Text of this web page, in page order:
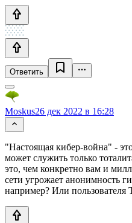
Ответить
Moskus26 дек 2022 в 16:28
"Настоящая кибер-война" -
может служить только
это, чем конкретно вам и
сети угрожает анонимность
например? Или пользователя